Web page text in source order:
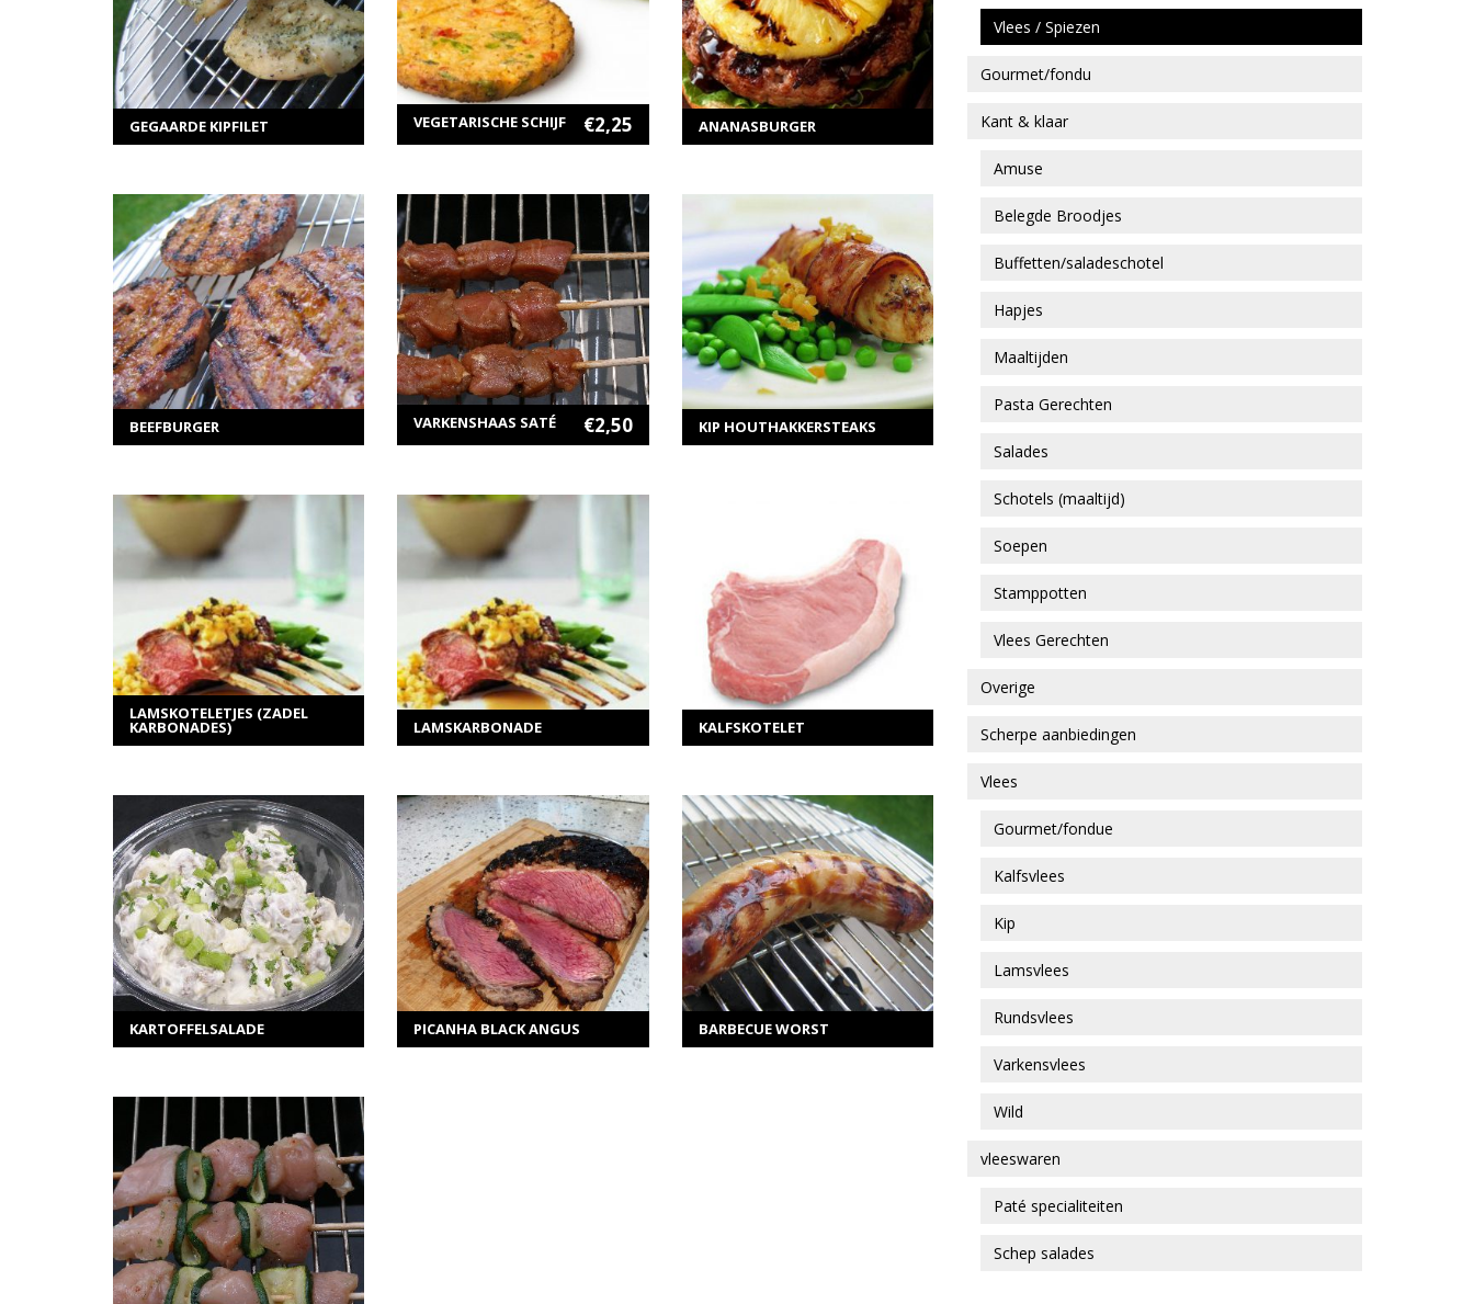
Selecteer opties
GEGAARDE KIPFILET
TOEVOEGEN AAN WINKELWAGEN
€2,25
VEGETARISCHE SCHIJF
Selecteer opties
ANANASBURGER
MEER INFORMATIE
Selecteer opties
BEEFBURGER
MEER INFORMATIE
TOEVOEGEN AAN WINKELWAGEN
€2,50
VARKENSHAAS SATÉ
MEER INFORMATIE
Selecteer opties
KIP HOUTHAKKERSTEAKS
Selecteer opties
LAMSKOTELETJES (ZADEL
KARBONADES)
Selecteer opties
LAMSKARBONADE
MEER INFORMATIE
Selecteer opties
KALFSKOTELET
MEER INFORMATIE
Selecteer opties
KARTOFFELSALADE
MEER INFORMATIE
Selecteer opties
PICANHA BLACK ANGUS
MEER INFORMATIE
Selecteer opties
BARBECUE WORST
MEER INFORMATIE
TOEVOEGEN AAN WINKELWAGEN
Vlees / Spiezen
Gourmet/fondu
Kant & klaar
Amuse
Belegde Broodjes
Buffetten/saladeschotel
Hapjes
Maaltijden
Pasta Gerechten
Salades
Schotels (maaltijd)
Soepen
Stamppotten
Vlees Gerechten
Overige
Scherpe aanbiedingen
Vlees
Gourmet/fondue
Kalfsvlees
Kip
Lamsvlees
Rundsvlees
Varkensvlees
Wild
vleeswaren
Paté specialiteiten
Schep salades